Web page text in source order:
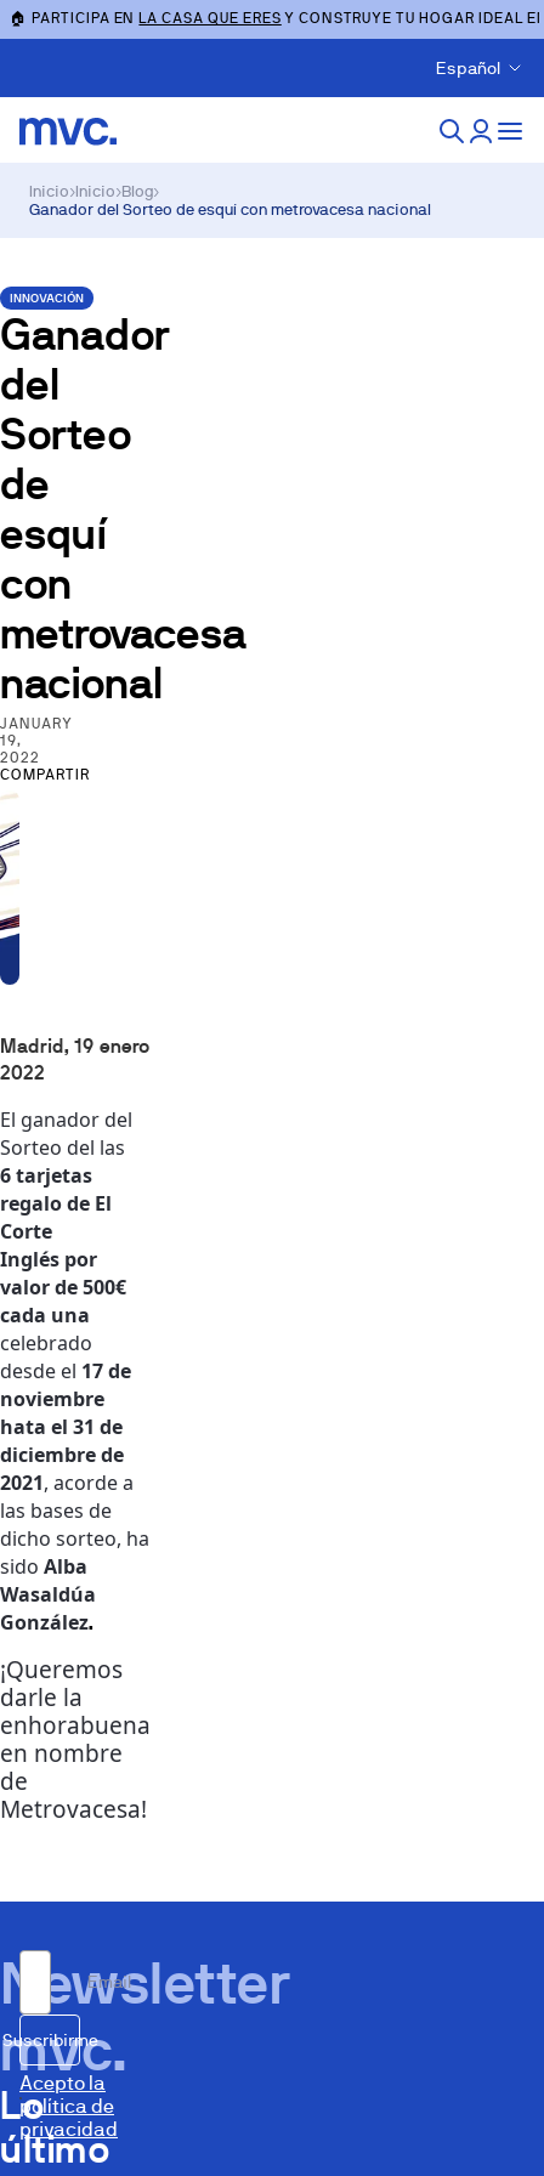
🏠 PARTICIPA ENLA CASA QUE ERES Y CONSTRUYE TU HOGAR IDEAL
Español
Inicio›Inicio›Blog›
Ganador del Sorteo de esquí con metrovacesa nacional
INNOVACIÓN
Ganador
del
Sorteo
de
esquí
con
metrovacesa
nacional
JANUARY
19,
2022
COMPARTIR
Madrid, 19 enero
2022
El ganador del
Sorteo del las
6tarjetas
regalo de El
Corte
Inglés por
valor de 500€
cada una
celebrado
desde el 17 de
noviembre
hata el 31 de
diciembrede
2021, acorde a
las bases de
dicho sorteo, ha
sido Alba
Wasaldúa
González.
¡Queremos
darle la
enhorabuena
en nombre
de
Metrovacesa!
Newsletter
mvc.
Lo
último
Email
Suscribirme
Acepto la
política de
privacidad